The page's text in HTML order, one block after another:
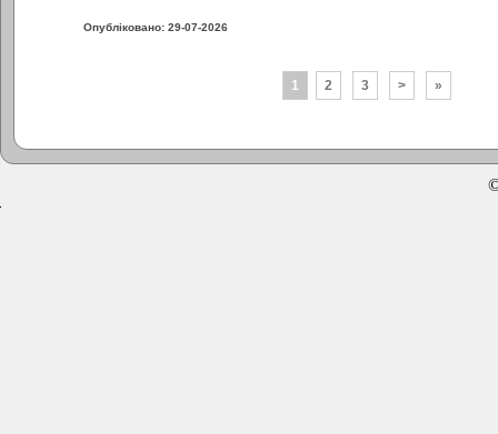
Опубліковано: 29-07-2026
1 2 3 > »